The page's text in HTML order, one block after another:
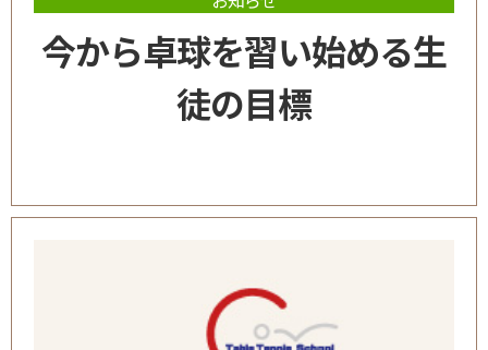
今から卓球を習い始める生
徒の目標